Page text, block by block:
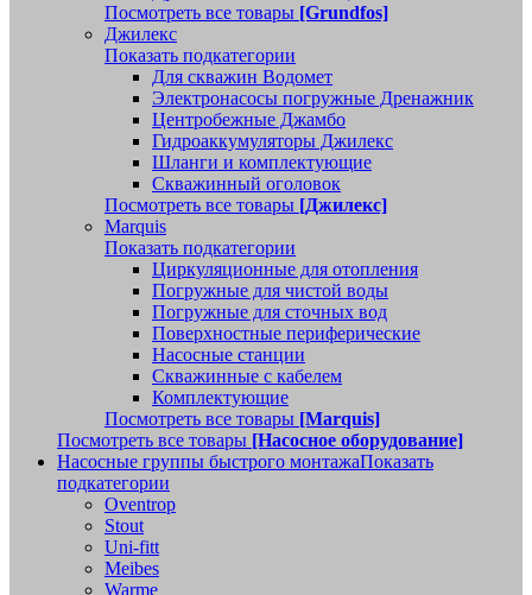
Посмотреть все товары [Grundfos]
Джилекс
Показать подкатегории
Для скважин Водомет
Электронасосы погружные Дренажник
Центробежные Джамбо
Гидроаккумуляторы Джилекс
Шланги и комплектующие
Скважинный оголовок
Посмотреть все товары [Джилекс]
Marquis
Показать подкатегории
Циркуляционные для отопления
Погружные для чистой воды
Погружные для сточных вод
Поверхностные периферические
Насосные станции
Скважинные с кабелем
Комплектующие
Посмотреть все товары [Marquis]
Посмотреть все товары [Насосное оборудование]
Насосные группы быстрого монтажаПоказать
подкатегории
Oventrop
Stout
Uni-fitt
Meibes
Warme